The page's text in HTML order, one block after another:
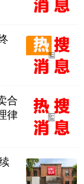
品和青岛首个
位置，是市南
块青岛GT
青岛GT
蕴、多元的
市超级场域到
势推广、超级
创造更加丰富
间真正融入城
合
律